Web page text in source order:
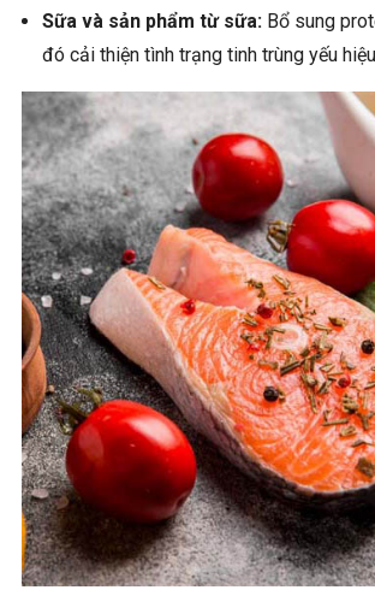
Sữa và sản phẩm từ sữa: Bổ sung
đó cải thiện tình trạng tinh trùng yếu